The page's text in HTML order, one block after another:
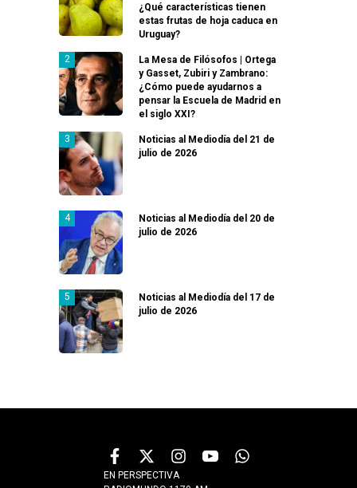
¿Qué características tienen
estas frutas de hoja caduca en
Uruguay?
La Mesa de Filósofos | Ortega
y Gasset, Zubiri y Zambrano:
¿Cómo puede ayudarnos a
pensar la Escuela de Madrid en
el siglo XXI?
Noticias al Mediodía del 21 de
julio de 2026
Noticias al Mediodía del 20 de
julio de 2026
Noticias al Mediodía del 17 de
julio de 2026
EN PERSPECTIVA